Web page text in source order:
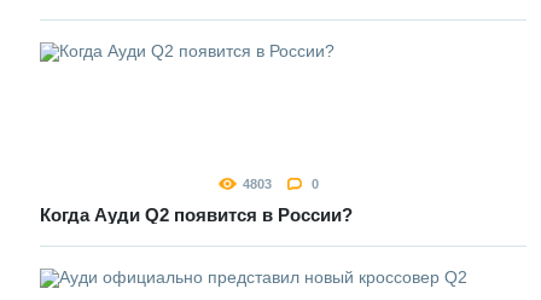
4803 0
Когда Ауди Q2 появится в России?